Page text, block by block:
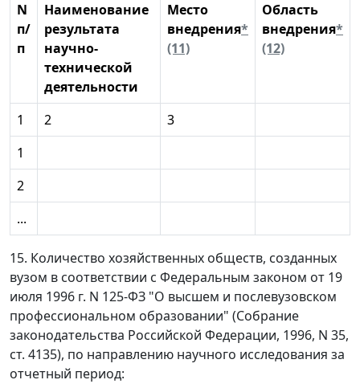
N
п/
п
Наименование
результата
научно-
технической
деятельности
Место
внедрения*
(11)
Область
внедрения*
(12)
1 2
3
1
2
...
15. Количество хозяйственных обществ, созданных
вузом в соответствии с Федеральным законом от 19
июля 1996 г. N 125-ФЗ "О высшем и послевузовском
профессиональном образовании" (Собрание
законодательства Российской Федерации, 1996, N 35,
ст. 4135), по направлению научного исследования за
отчетный период: